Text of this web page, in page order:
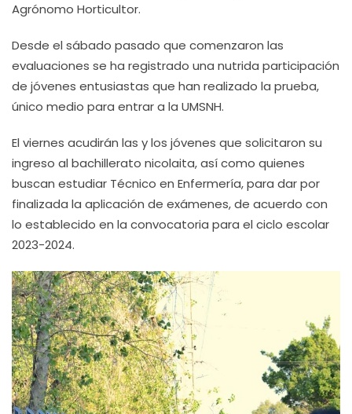
Agrónomo Horticultor.
Desde el sábado pasado que comenzaron las
evaluaciones se ha registrado una nutrida participación
de jóvenes entusiastas que han realizado la prueba,
único medio para entrar a la UMSNH.
El viernes acudirán las y los jóvenes que solicitaron su
ingreso al bachillerato nicolaita, así como quienes
buscan estudiar Técnico en Enfermería, para dar por
finalizada la aplicación de exámenes, de acuerdo con
lo establecido en la convocatoria para el ciclo escolar
2023-2024.